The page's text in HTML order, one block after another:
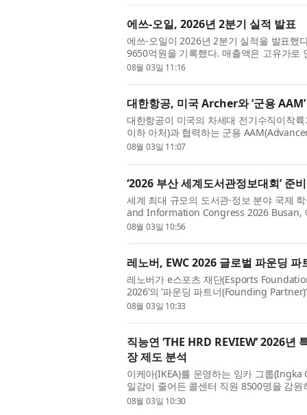
에쓰-오일, 2026년 2분기 실적 발표
에쓰-오일이 2026년 2분기 실적을 발표했
9650억원을 기록했다. 매출액은 고유가로
업이익이 정제마진 강세에도 불구하고 전
08월 03일 11:16
대한항공, 미국 Archer와 ‘군용
대한항공이 미국의 차세대 전기수직이착
이하 아처)과 협력하는 군용
계의 주목을 받고 있다. 해외에서 검증된
08월 03일 11:07
‘2026 부산 세계도서관정보대회’ 준
세계 최대 규모의 도서관·정보 분야 국제
and Information Congress 2026 Busan,
부산 벡스코(BEXCO)에서 개최된다. 국제
08월 03일 10:56
레노버, EWC 2026 글로벌 파운딩
레노버가 e스포츠 재단(Esports
2026’의 ‘파운딩 파트너(Founding
츠 대회를 지원한다고 밝혔다. 올해 처음
08월 03일 10:33
직능연 ‘THE HRD REVIEW’ 2026
장 제도 분석
이케아(IKEA)를 운영하는 잉카 그룹(Ingka
일감이 줄어든 콜센터 직원 8500명을 감
저(advisor)’로 재훈련하고 신규 서비스를
08월 03일 10:30